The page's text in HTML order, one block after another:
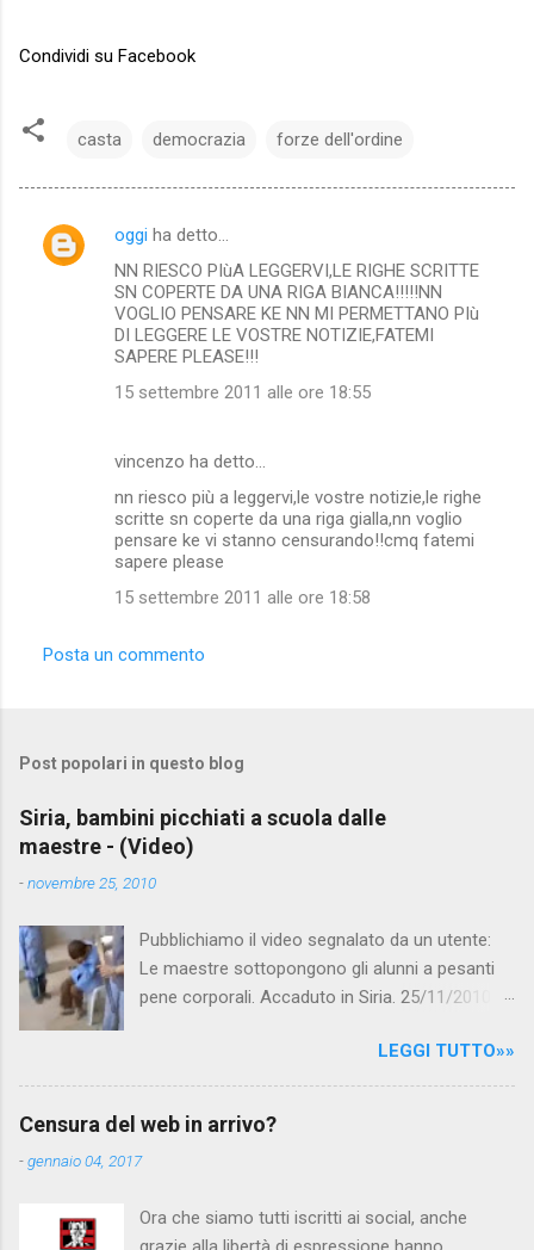
Condividi su Facebook
casta democrazia forze dell'ordine
C
oggi ha detto…
NN RIESCO PIùA LEGGERVI,LE RIGHE SCRITTE
SN COPERTE DA UNA RIGA BIANCA!!!!!NN
VOGLIO PENSARE KE NN MI PERMETTANO PIù
DI LEGGERE LE VOSTRE NOTIZIE,FATEMI
SAPERE PLEASE!!!
15 settembre 2011 alle ore 18:55
vincenzo ha detto…
nn riesco più a leggervi,le vostre notizie,le righe
scritte sn coperte da una riga gialla,nn voglio
pensare ke vi stanno censurando!!cmq fatemi
sapere please
15 settembre 2011 alle ore 18:58
Posta un commento
Post popolari in questo blog
Siria, bambini picchiati a scuola dalle
maestre - (Video)
-novembre 25, 2010
Pubblichiamo il video segnalato da un utente:
Le maestre sottopongono gli alunni a pesanti
pene corporali. Accaduto in Siria. 25/11/2010
Canale 5 "Forum" si è interessato al caso,
interpellando prontamente l'ambasciata siriana,
per fare luce sulla vicenda: è emerso che il
scuola. LEGGI IL SERVIZIO . staff
LEGGI TUTTO»»
Censura del web in arrivo?
-gennaio 04, 2017
Ora che siamo tutti iscritti ai social, anche